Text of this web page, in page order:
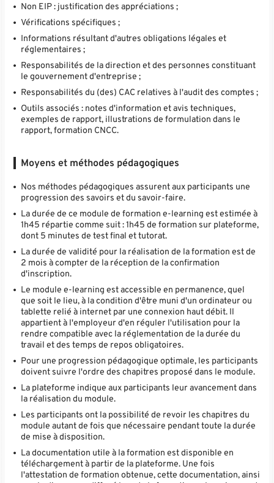
Non EIP : justification des appréciations ;
Vérifications spécifiques ;
Informations résultant d'autres obligations légales et
réglementaires ;
Responsabilités de la direction et des personnes constituant
le gouvernement d'entreprise ;
Responsabilités du (des) CAC relatives à l'audit des comptes ;
Outils associés : notes d'information et avis techniques,
exemples de rapport, illustrations de formulation dans le
rapport, formation CNCC.
Moyens et méthodes pédagogiques
Nos méthodes pédagogiques assurent aux participants une
progression des savoirs et du savoir-faire.
La durée de ce module de formation e-learning est estimée à
1h45 répartie comme suit : 1h45 de formation sur plateforme,
dont 5 minutes de test final et tutorat.
La durée de validité pour la réalisation de la formation est de
2 mois à compter de la réception de la confirmation
d'inscription.
Le module e-learning est accessible en permanence, quel
que soit le lieu, à la condition d'être muni d'un ordinateur ou
tablette relié à internet par une connexion haut débit. Il
appartient à l'employeur d'en réguler l'utilisation pour la
rendre compatible avec la réglementation de la durée du
travail et des temps de repos obligatoires.
Pour une progression pédagogique optimale, les participants
doivent suivre l'ordre des chapitres proposé dans le module.
La plateforme indique aux participants leur avancement dans
la réalisation du module.
Les participants ont la possibilité de revoir les chapitres du
module autant de fois que nécessaire pendant toute la durée
de mise à disposition.
La documentation utile à la formation est disponible en
téléchargement à partir de la plateforme. Une fois
l'attestation de formation obtenue, cette documentation, ainsi